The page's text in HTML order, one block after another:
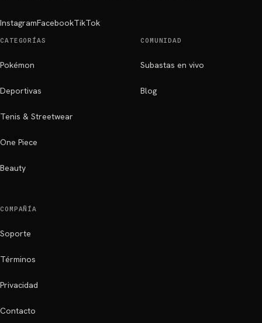
InstagramFacebookTikTok
CATEGORÍAS
Pokémon
Deportivas
Tenis & Streetwear
One Piece
Beauty
COMUNIDAD
Subastas en vivo
Blog
COMPAÑÍA
Soporte
Términos
Privacidad
Contacto